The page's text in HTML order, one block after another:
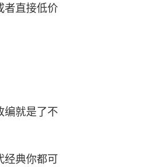
直接低价
就是了不
典你都可